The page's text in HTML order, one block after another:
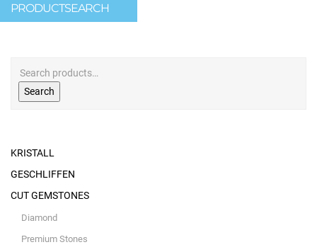
PRODUCTSEARCH
Search
KRISTALL
GESCHLIFFEN
CUT GEMSTONES
Diamond
Premium Stones